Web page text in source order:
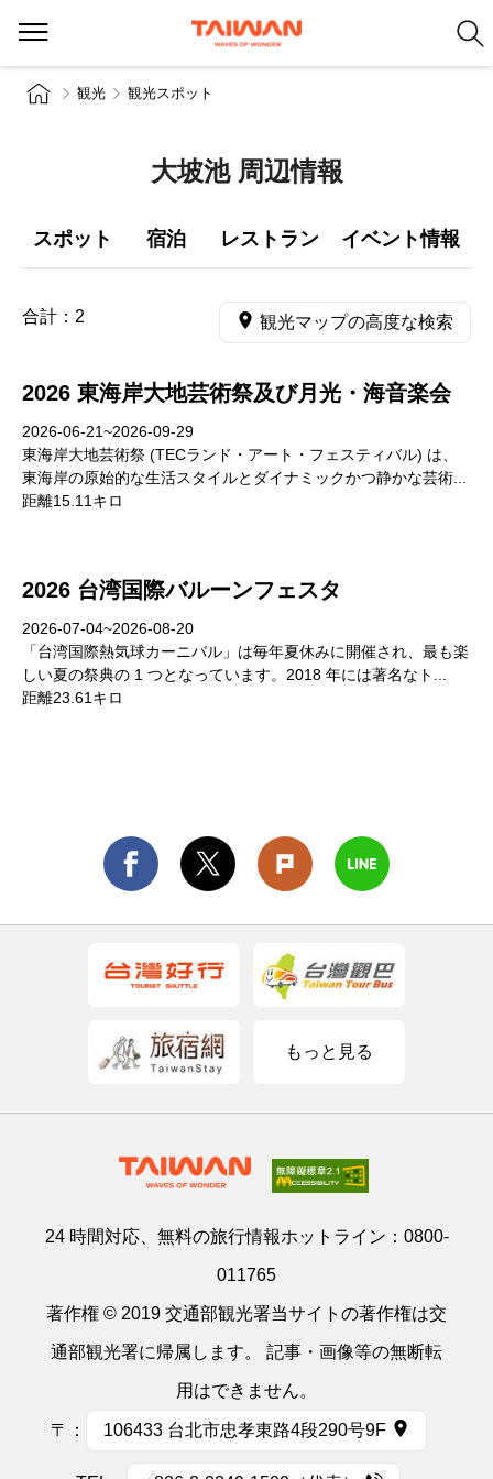
観光 観光スポット
大坡池 周辺情報
スポット 宿泊 レストラン イベント情報
合計： 2 観光マップの高度な検索
2026 東海岸大地芸術祭及び月光・海音楽会
2026-06-21~2026-09-29
東海岸大地芸術祭 (TECランド・アート・フェスティバル) は、
東海岸の原始的な生活スタイルとダイナミックかつ静かな芸術...
距離15.11キロ
2026 台湾国際バルーンフェスタ
2026-07-04~2026-08-20
「台湾国際熱気球カーニバル」は毎年夏休みに開催され、最も楽
しい夏の祭典の 1 つとなっています。2018 年には著名なト...
距離23.61キロ
もっと見る
24 時間対応、無料の旅行情報ホットライン： 0800-
011765
著作権 © 2019 交通部観光署当サイトの著作権は交
通部観光署に帰属します。 記事・画像等の無断転
用はできません。
〒： 106433 台北市忠孝東路4段290号9F